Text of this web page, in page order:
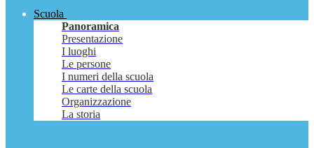
Scuola
Panoramica
Presentazione
I luoghi
Le persone
I numeri della scuola
Le carte della scuola
Organizzazione
La storia